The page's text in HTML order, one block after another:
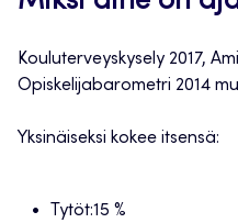
Kouluterveyskysely 2017,
Opiskelijabarometri 2014
Yksinäiseksi kokee itsensä:
Tytöt:15 %